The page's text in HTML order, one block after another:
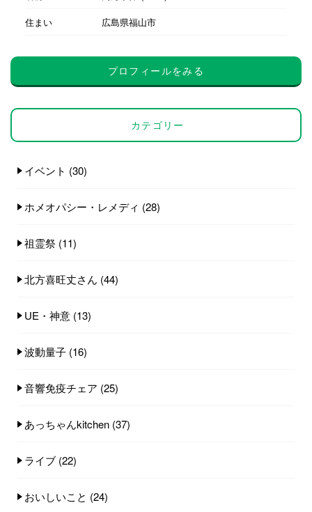
住まい
広島県福山市
プロフィールをみる
カテゴリー
イベント (30)
ホメオパシー・レメディ (28)
祖霊祭 (11)
北方喜旺丈さん (44)
UE・神意 (13)
波動量子 (16)
音響免疫チェア (25)
あっちゃんkitchen (37)
ライブ (22)
おいしいこと (24)